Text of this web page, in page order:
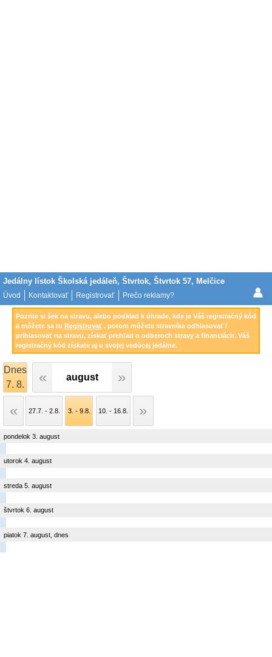
Jedálny lístok Školská jedáleň, Štvrtok, Štvrtok 57, Melčice
Úvod Kontaktovať Registrovať Prečo reklamy?
Pozrite si šek na stravu, alebo podklad k úhrade, kde je Váš registračný kód
a môžete sa tu Registrovať, potom môžete stravníka odhlasovať /
prihlasovať na stravu, získať prehľad o odberoch stravy a financiách. Váš
registračný kód získate aj u svojej vedúcej jedálne.
Dnes
7. 8.
august
27.7. - 2.8. 3. - 9.8. 10. - 16.8.
pondelok 3. august
utorok 4. august
streda 5. august
štvrtok 6. august
piatok 7. august, dnes